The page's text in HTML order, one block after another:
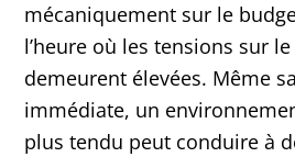
mécaniquement sur le
l’heure où les tensions sur
demeurent élevées. Même
immédiate, un
plus tendu peut conduire à